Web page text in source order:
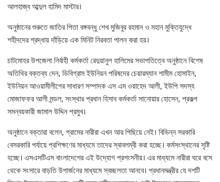
আলহাজ্ব আব্দুল হামিদ মাস্টার।
অনুষ্ঠানের শুরুতে জাতির পিতা বঙ্গবন্ধু শেখ মুজিবুর রহমান ও মহান মুক্তিযুদ্ধে
শহীদদের শ্রদ্ধায় দাঁড়িয়ে এক মিনিট নিরবতা পালন করা হয়।
চাটমোহর উপজেলা নির্বাহী কর্মকর্তা রেদুয়ানুল হালিমের সভাপতিত্বে অনুষ্ঠানে বিশেষ
অতিথির বক্তব্য দেন, ডিবিগ্রাম ইউনিয়ন পরিষদের চেয়ারম্যান শামীম হোসাইন,
ইউনিয়ন আওয়ামীলীগের সাধারণ সম্পাদক এস এম ওয়াহেদ আলী, ইউপি সদস্য
মোজাফফর আলী মন্ডল, সংস্থার প্রধান হিসাব কর্মকর্তা সানোয়ার হোসেন, প্রকল্প
সমন্বয়কারী জামাল উদ্দিন প্রমুখ।
অনুষ্ঠানে বক্তারা বলেন, গ্রামের নারীরা এখন আর পিছিয়ে নেই। বিভিন্ন সরকারি
বেসরকারি পর্যায়ে প্রশিক্ষণের মাধ্যমে তাদের স্বাবলম্বী করা হচ্ছে। কর্মসংস্থানের সৃষ্টি
হচ্ছে। এসএসটিএস বাংলাদেশের এই উদ্যোগ প্রশংসনীয়। এর মাধ্যমে নারীরা ঘরে বসে
থেকে সংসারে বাড়তি উপার্জনের মাধ্যমে স্বচ্ছলতা আনবে। প্রধানমন্ত্রীর যে দশটি